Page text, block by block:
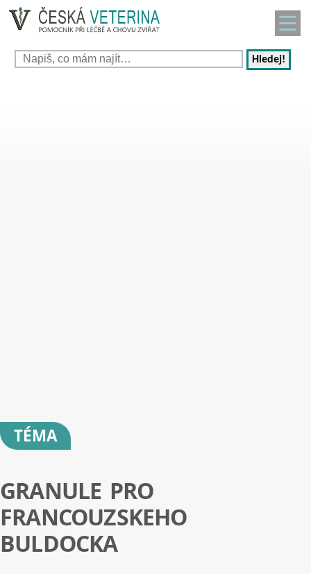
Hledej!
TÉMA
GRANULE PRO
FRANCOUZSKEHO
BULDOCKA